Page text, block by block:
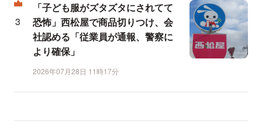
「子ども服がズタズタにされてて
恐怖」西松屋で商品切りつけ、会
社認める「従業員が通報、警察に
より確保」
2026年07月28日 11時17分